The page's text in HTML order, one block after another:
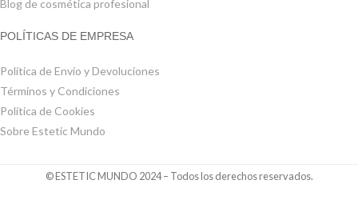
Blog de cosmética profesional
POLÍTICAS DE EMPRESA
Política de Envío y Devoluciones
Términos y Condiciones
Política de Cookies
Sobre Estetic Mundo
© ESTETIC MUNDO 2024 – Todos los derechos reservados.